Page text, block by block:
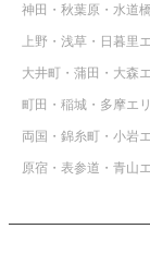
神田・秋葉原・水道
上野・浅草・日暮里
大井町・蒲田・大森
町田・稲城・多摩エ
両国・錦糸町・小岩
原宿・表参道・青山